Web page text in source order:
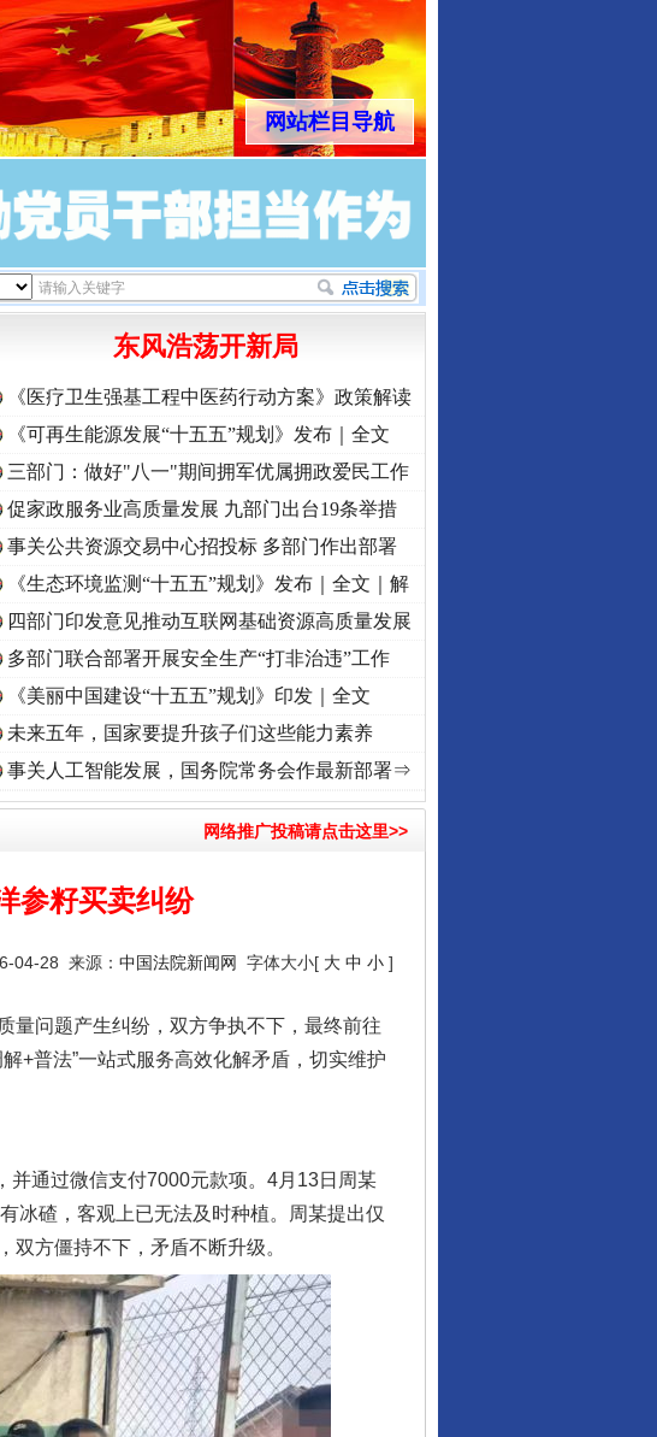
网站栏目导航
命 奋进复兴征程丨红船起航处 潮起..·[视频]一首歌的时间，读懂乐至的“诗与远方”
东风浩荡开新局
《医疗卫生强基工程中医药行动方案》政策解读
《可再生能源发展“十五五”规划》发布｜全文
三部门：做好"八一"期间拥军优属拥政爱民工作
促家政服务业高质量发展 九部门出台19条举措
事关公共资源交易中心招投标 多部门作出部署
《生态环境监测“十五五”规划》发布｜全文｜解
读
四部门印发意见推动互联网基础资源高质量发展
多部门联合部署开展安全生产“打非治违”工作
《美丽中国建设“十五五”规划》印发｜全文
未来五年，国家要提升孩子们这些能力素养
事关人工智能发展，国务院常务会作最新部署⇒
网络推广投稿请点击这里>>
参籽买卖纠纷
04-28 来源： 中国法院新闻网 字体大小[ 大 中 小 ]
量问题产生纠纷，双方争执不下，最终前往
+普法”一站式服务高效化解矛盾，切实维护
通过微信支付7000元款项。4月13日周某
冰碴，客观上已无法及时种植。周某提出仅
方僵持不下，矛盾不断升级。